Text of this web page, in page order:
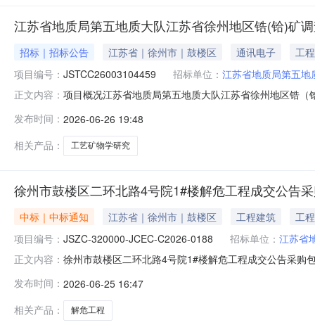
江苏省地质局第五地质大队江苏省徐州地区锆(铪)矿
招标｜招标公告 江苏省｜徐州市｜鼓楼区 通讯电子
工程
项目编号： JSTCC26003104459 招标单位： 江苏省地质局第五地
正文内容： 项目概况江苏省地质局第五地质大队江苏省徐州地区锆
价项目工艺矿物学研究项目3.采购方式：磋商4.预算金
发布时间： 2026-06-26 19:48
相关产品：
工艺矿物学研究
徐州市鼓楼区二环北路4号院1#楼解危工程成交公告
中标｜中标通知 江苏省｜徐州市｜鼓楼区 工程建筑
工程
项目编号： JSZC-320000-JCEC-C2026-0188 招标单位： 江苏省
正文内容： 徐州市鼓楼区二环北路4号院1#楼解危工程成交公告采
1603/160594.15（均分制）1650000元四、主要标的信
发布时间： 2026-06-25 16:47
相关产品：
解危工程